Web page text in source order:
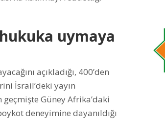
uymaya
açıkladığı, 400’den
İsrail’deki yayın
Güney Afrika’daki
deneyimine dayanıldığı